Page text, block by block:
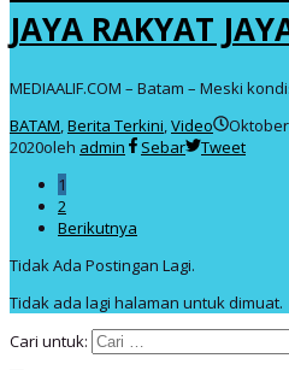
JAYA RAKYAT
MEDIAALIF.COM – Batam – Meski
BATAM,Berita Terkini,Video
2020oleh admin Sebar
Tweet
1
2
Berikutnya
Tidak Ada Postingan Lagi.
Tidak ada lagi halaman untuk dimuat.
Cari untuk: